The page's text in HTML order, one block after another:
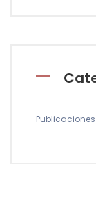
Publicaciones